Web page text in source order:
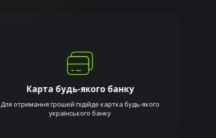
Карта будь-якого банку
Для отримання грошей підійде картка будь-якого
українського банку